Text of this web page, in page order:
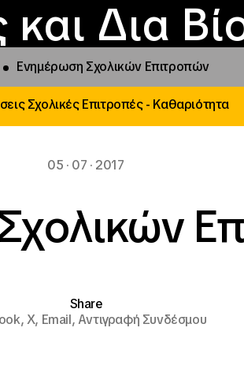
και Δια
ΙΝΕΔΙΒΙΜ
και
Νέα
Ενημέρωση Σχολικών Επιτροπών
Σχολικές Επιτροπές - Καθαριότητα
05 · 07 · 2017
Share
X, Email,Αντιγραφή Συνδέσμου